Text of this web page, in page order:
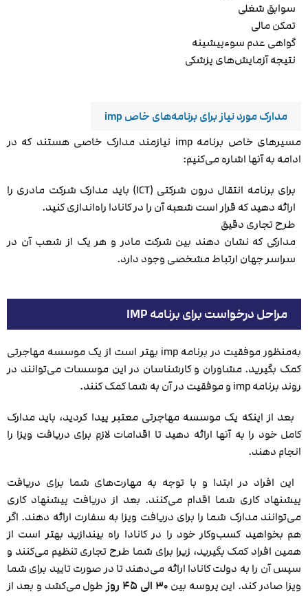
سوابق شغلی
تمکن مالی
گواهی عدم سوءپیشینه
نتیجه آزمایش‌های پزشکی
مدارک مورد نیاز برای برنامه‌های خاص imp
مسیرهای خاص برنامه imp نیازمند مدارک خاصی هستند که در
ادامه به آنها اشاره می‌کنیم:
برای برنامه انتقال درون شرکتی (ICT) باید مدارک شرکت مادری را
ارائه دهید که قرار است شعبه آن را در کانادا راه‌اندازی کنید.
طرح تجاری دقیق
مدارکی که نشان دهند بین شرکت مادر و هر یک از شعب آن در
سراسر جهان ارتباط مشخصی وجود دارد.
مراحل درخواست برای برنامه IMP
به‌منظور موفقیت در برنامه imp بهتر است از یک موسسه مهاجرتی
کمک بگیرید. مشاوران و کارشناسان در این موسسات می‌توانند در
روند برنامه imp و موفقیت در آن به شما کمک کنند.
بعد از اینکه یک موسسه مهاجرتی معتبر پیدا کردید، باید مدارک
کامل خود را به آنها ارائه دهید تا اقدامات لازم برای دریافت ویزا را
انجام دهند.
این افراد در ابتدا و با توجه ‌به مهارت‌های شما برای دریافت
پیشنهاد کاری شما اقدام می‌کنند. بعد از دریافت پیشنهاد کاری
می‌توانند مدارک شما را برای دریافت ویزا به سفارت ارائه دهند. اگر
هم بخواهید کسب‌وکار خود را در کانادا راه بیندازید بهتر است از
همین افراد کمک بگیرید، زیرا برای شما طرح تجاری تنظیم می‌کنند و
سپس آن را به دولت کانادا ارائه می‌دهند تا در صورت تایید برای شما
ویزا صادر کند. این پروسه بین۳۰ الی ۴۵ روز
طول می‌کشد و بعد از